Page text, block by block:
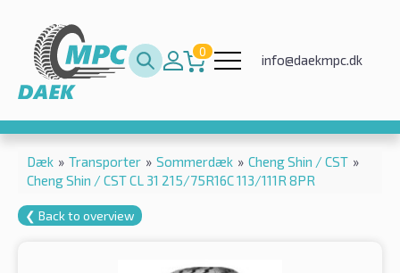
0
info@daekmpc.dk
Dæk » Transporter » Sommerdæk » Cheng Shin / CST »
Cheng Shin / CST CL 31 215/75R16C 113/111R 8PR
❮ Back to overview